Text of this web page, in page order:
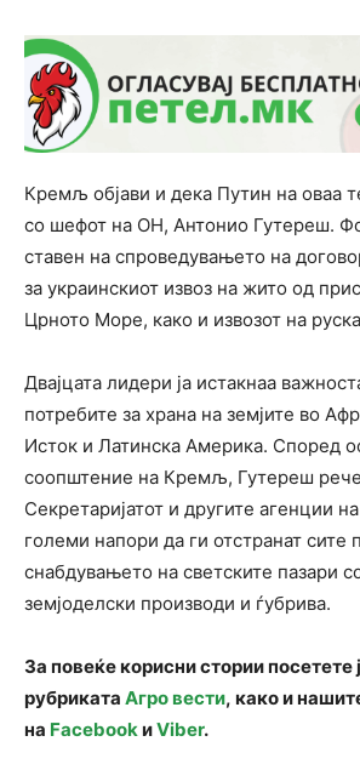
Кремљ објави и дека Путин на оваа
со шефот на ОН, Антонио Гутереш.
ставен на спроведувањето на
за украинскиот извоз на жито од
Црното Море, како и извозот на
Двајцата лидери ја истакнаа
потребите за храна на земјите во
Исток и Латинска Америка. Според
соопштение на Кремљ, Гутереш
Секретаријатот и другите агенции
големи напори да ги отстранат сите
снабдувањето на светските пазари
земјоделски производи и ѓубрива.
За повеќе корисни стории посетете
рубриката Агро вести, како и
на FacebookиViber.